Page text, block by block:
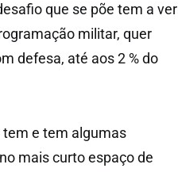
que se põe tem a ver
militar, quer
defesa, até aos 2 % do
tem e tem algumas
mais curto espaço de